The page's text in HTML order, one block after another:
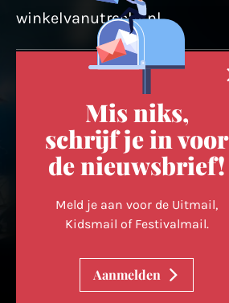
winkelvanutrecht.nl
utrechtpartners.nl
Volg ons op
Mis niks,
schrijf je in voor
de nieuwsbrief!
Meld je aan voor de Uitmail,
Kidsmail of Festivalmail.
Aanmelden